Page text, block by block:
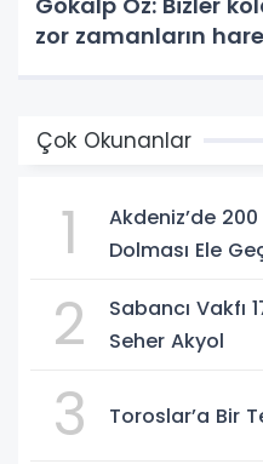
zor zamanların
Çok Okunanlar
1
Akdeniz’de
Dolması Ele
2
Sabancı Vakfı
Seher Akyol
3 Toroslar’a Bir